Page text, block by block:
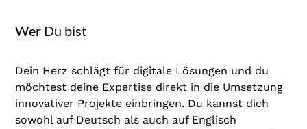
Wer Du bist
Dein Herz schlägt für digitale Lösungen und du
möchtest deine Expertise direkt in die Umsetzung
innovativer Projekte einbringen. Du kannst dich
sowohl auf Deutsch als auch auf Englisch